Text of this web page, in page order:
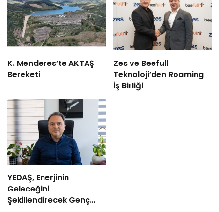
K. Menderes’te AKTAŞ
Bereketi
Zes ve Beefull
Teknoloji’den Roaming
İş Birliği
YEDAŞ, Enerjinin
Geleceğini
Şekillendirecek Genç